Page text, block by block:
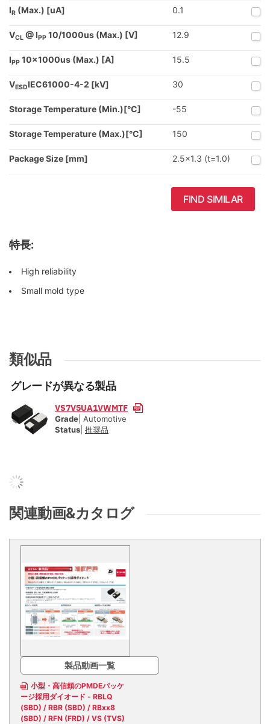
IR (Max.) [uA] 0.1
VCL @ IPP 10/1000us (Max.) [V] 12.9
IPP 10x1000us (Max.) [A] 15.5
VESDIEC61000-4-2 [kV] 30
Storage Temperature (Min.)[°C] -55
Storage Temperature (Max.)[°C] 150
Package Size [mm] 2.5x1.3 (t=1.0)
FIND SIMILAR
特長:
High reliability
Small mold type
類似品
グレードが異なる製品
VS7V5UA1VWMTF
Grade | Automotive
Status 推奨品
関連動画&カタログ
製品動画一覧
小型・高信頼のPMDEパッケ
ージ採用ダイオード - RBLQ
(SBD) / RBR (SBD) / RBxx8
(SBD) / RFN (FRD) / VS (TVS)